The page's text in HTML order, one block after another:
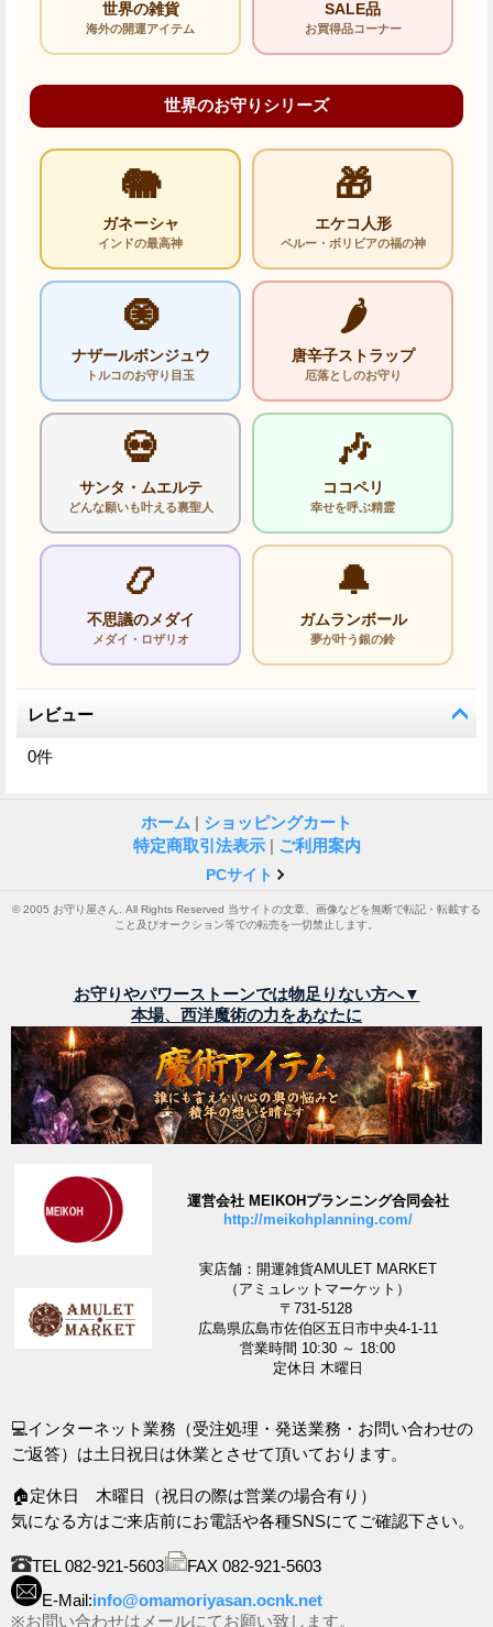
世界の雑貨
海外の開運アイテム
SALE品
お買得品コーナー
世界のお守りシリーズ
🐘
ガネーシャ
インドの最高神
🎁
エケコ人形
ペルー・ボリビアの福の神
🧿
ナザールボンジュウ
トルコのお守り目玉
🌶️
唐辛子ストラップ
厄落としのお守り
💀
サンタ・ムエルテ
どんな願いも叶える裏聖人
🎶
ココペリ
幸せを呼ぶ精霊
📿
不思議のメダイ
メダイ・ロザリオ
🔔
ガムランボール
夢が叶う銀の鈴
レビュー
0件
ホーム | ショッピングカート
特定商取引法表示 | ご利用案内
PCサイト
© 2005 お守り屋さん. All Rights Reserved 当サイトの文章、画像などを無断で転記・転載する
こと及びオークション等での転売を一切禁止します。
お守りやパワーストーンでは物足りない方へ▼
本場、西洋魔術の力をあなたに
運営会社 MEIKOHプランニング合同会社
http://meikohplanning.com/
実店舗：開運雑貨AMULET MARKET
（アミュレットマーケット）
〒731-5128
広島県広島市佐伯区五日市中央4-1-11
営業時間 10:30 ～ 18:00
定休日 木曜日
💻インターネット業務（受注処理・発送業務・お問い合わせの
ご返答）は土日祝日は休業とさせて頂いております。
🏠定休日 木曜日（祝日の際は営業の場合有り）
気になる方はご来店前にお電話や各種SNSにてご確認下さい。
TEL 082-921-5603
FAX 082-921-5603
E-Mail:info@omamoriyasan.ocnk.net
※お問い合わせはメールにてお願い致します。